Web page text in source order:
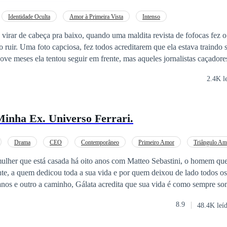
entre ellos una gran pasión y una relación que las
Mariana, tras la marcha de Lisbani, se dará cuenta de que las cosas
dos mujeres se decantara? ¿Logrará ser feliz con alguna de las dos?
Identidade Oculta Amor à Primeira Vista Intenso
de cabeça pra baixo, quando uma maldita revista de fofocas fez o
ruir. Uma foto capciosa, fez todos acreditarem que ela estava traindo
meses ela tentou seguir em frente, mas aqueles jornalistas
se sentir pena de si, Marine resolve escutar os apelos de sua
pra descobrir sempre a
mas vai muito além disso...
2.4K
Ex. Universo Ferrari.
Drama CEO Contemporâneo Primeiro Amor
Triângulo
que está casada há oito anos com Matteo Sebastini, o homem
a quem dedicou toda a sua vida e por quem deixou de lado todos
e outro a caminho, Gálata acredita que sua vida é como sempre
a mulher que ele realmente amava o havia traído. No entanto, essa
8.9 48.4K